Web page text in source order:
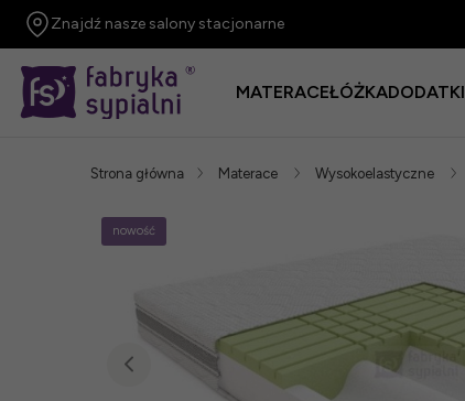
Znajdź nasze salony stacjonarne
MATERACEŁÓŻKADODATKI
Strona główna Materace Wysokoelastyczne
nowość